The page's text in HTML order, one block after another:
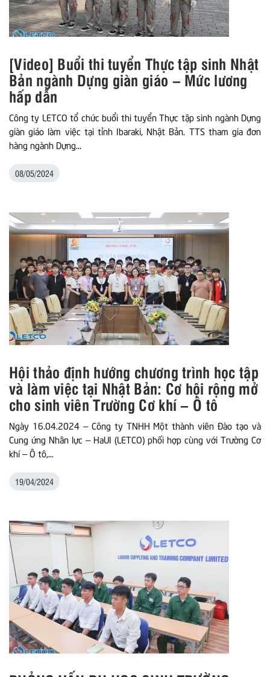
[Video] Buổi thi tuyển Thực tập sinh Nhật
Bản ngành Dựng giàn giáo – Mức lương
hấp dẫn
Công ty LETCO tổ chức buổi thi tuyển Thực tập sinh ngành Dựng
giàn giáo làm việc tại tỉnh Ibaraki, Nhật Bản. TTS tham gia đơn
hàng ngành Dựng...
08/05/2024
Hội thảo định hướng chương trình học tập
và làm việc tại Nhật Bản: Cơ hội rộng mở
cho sinh viên Trường Cơ khí – Ô tô
Ngày 16.04.2024 – Công ty TNHH Một thành viên Đào tạo và
Cung ứng Nhân lực – HaUI (LETCO) phối hợp cùng với Trường Cơ
khí – Ô tô,...
19/04/2024